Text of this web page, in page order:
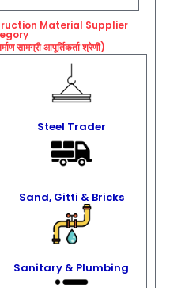
Material Supplier
सामग्री आपूर्तिकर्ता श्रेणी)
Steel Trader
Sand, Gitti & Bricks
Sanitary & Plumbing